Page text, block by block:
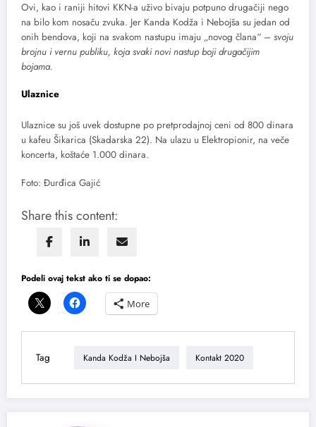
Ovi, kao i raniji hitovi KKN-a uživo bivaju potpuno drugačiji nego
na bilo kom nosaču zvuka. Jer Kanda Kodža i Nebojša su jedan od
onih bendova, koji na svakom nastupu imaju „novog člana“ – svoju
brojnu i vernu publiku, koja svaki novi nastup boji drugačijim
bojama.
Ulaznice
Ulaznice su još uvek dostupne po pretprodajnoj ceni od 800 dinara
u kafeu Šikarica (Skadarska 22). Na ulazu u Elektropionir, na veče
koncerta, koštaće 1.000 dinara.
Foto: Đurđica Gajić
Share this content:
Podeli ovaj tekst ako ti se dopao:
More
Tag Kanda Kodža I Nebojša Kontakt 2020